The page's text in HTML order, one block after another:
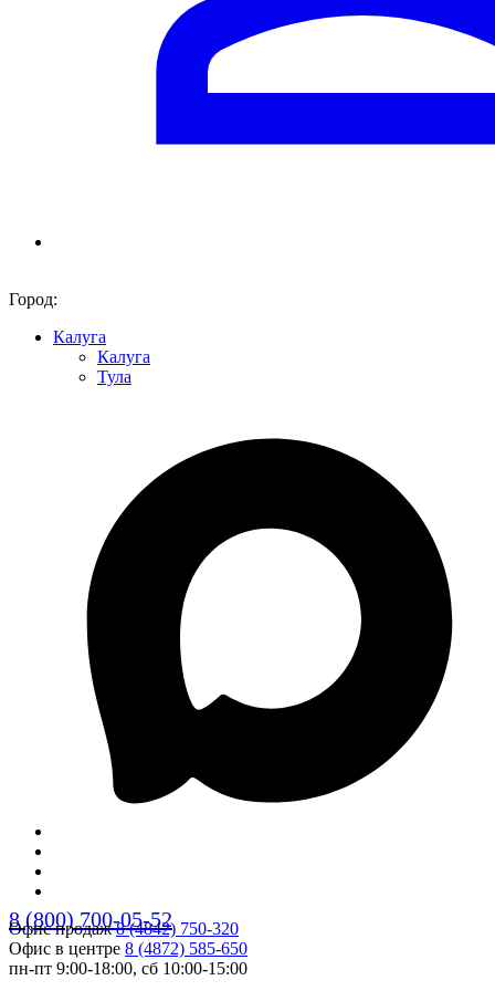
Город:
Калуга
Калуга
Тула
8 (800) 700-05-52
Офис продаж8 (4842) 750-320
Офис в центре 8 (4872) 585-650
пн-пт 9:00-18:00, сб 10:00-15:00